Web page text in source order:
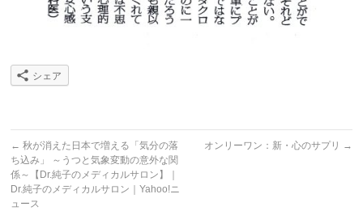
シェア
← 秋が消えた日本で増える「気分の落
ち込み」 ～うつと気象変動の意外な関
係～【Dr.純子のメディカルサロン】｜
Dr.純子のメディカルサロン｜Yahoo!ニ
ュース
オンリーワン：新・心のサプリ →